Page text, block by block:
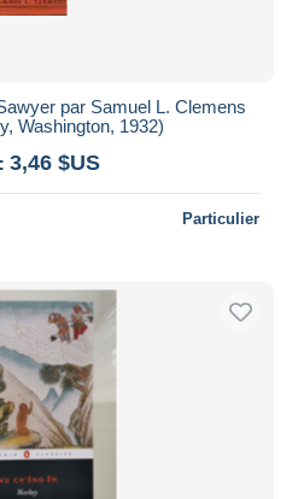
par Samuel L. Clemens
Washington, 1932)
3,46 $US
Particulier